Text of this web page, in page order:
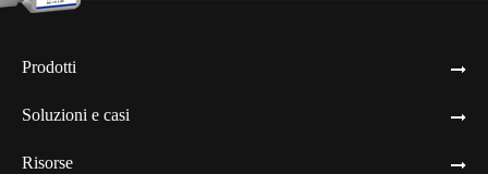
Prodotti
Soluzioni e casi
Risorse